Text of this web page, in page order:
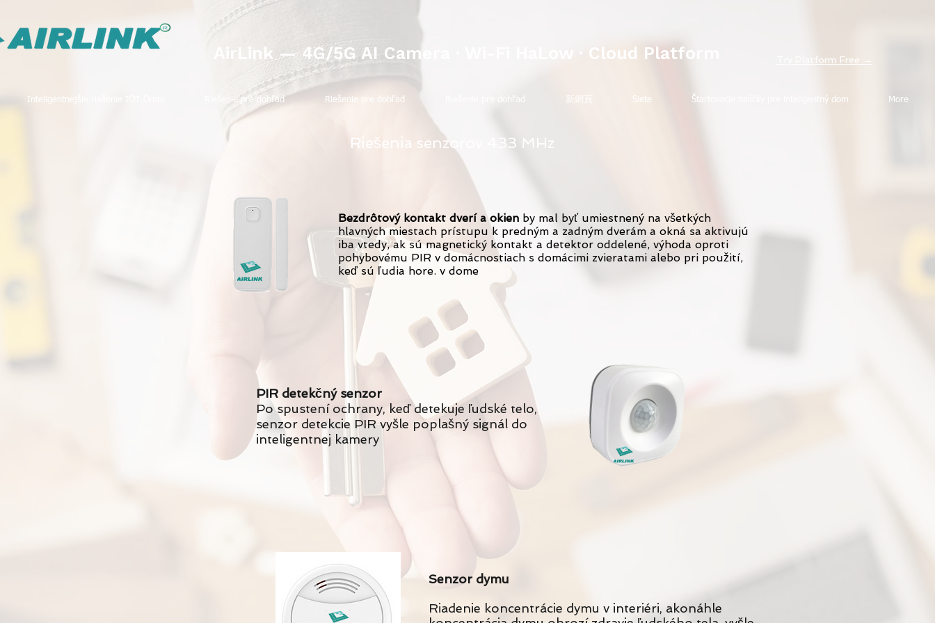
AirLink — 4G/5G AI Camera · Wi-Fi HaLow · Cloud Platform Try Platform Free →
Inteligentnejšie riešenie IOT Omni Riešenie pre dohľad Riešenie pre dohľad Riešenie pre dohľad 新網頁 Siete Štartovacie balíčky pre inteligentný dom More
Riešenia senzorov 433 MHz
Bezdrôtový kontakt dverí a okien by mal byť umiestnený na všetkých
hlavných miestach prístupu k predným a zadným dverám a okná sa aktivujú
iba vtedy, ak sú magnetický kontakt a detektor oddelené, výhoda oproti
pohybovému PIR v domácnostiach s domácimi zvieratami alebo pri použití,
keď sú ľudia hore. v dome
PIR detekčný senzor
Po spustení ochrany, keď detekuje ľudské telo,
senzor detekcie PIR vyšle poplašný signál do
inteligentnej kamery
Senzor dymu
Riadenie koncentrácie dymu v interiéri, akonáhle